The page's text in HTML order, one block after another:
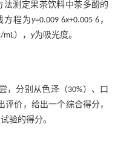
法测定果茶饮料中茶多酚的
方程为y=0.009 6x+0.005 6，
）， y为吸光度。
，分别从色泽（30%）、口
评价，给出一个综合得分，
验的得分。